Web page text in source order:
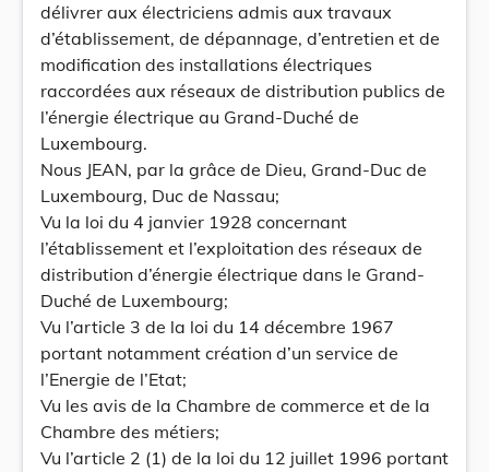
délivrer aux électriciens admis aux travaux
d’établissement, de dépannage, d’entretien et de
modification des installations électriques
raccordées aux réseaux de distribution publics de
l’énergie électrique au Grand-Duché de
Luxembourg.
Nous JEAN, par la grâce de Dieu, Grand-Duc de
Luxembourg, Duc de Nassau;
Vu la loi du 4 janvier 1928 concernant
l’établissement et l’exploitation des réseaux de
distribution d’énergie électrique dans le Grand-
Duché de Luxembourg;
Vu l’article 3 de la loi du 14 décembre 1967
portant notamment création d’un service de
l’Energie de l’Etat;
Vu les avis de la Chambre de commerce et de la
Chambre des métiers;
Vu l’article 2 (1) de la loi du 12 juillet 1996 portant